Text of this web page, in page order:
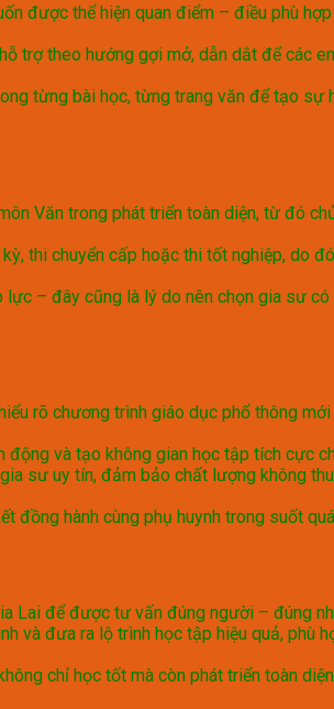
được thể hiện quan điểm – điều phù
trợ theo hướng gợi mở, dẫn dắt để các
từng bài học, từng trang văn để tạo sự
Văn trong phát triển toàn diện, từ đó
thi chuyển cấp hoặc thi tốt nghiệp, do
lực – đây cũng là lý do nên chọn gia sư
rõ chương trình giáo dục phổ thông
và tạo không gian học tập tích cực
sư uy tín, đảm bảo chất lượng không
đồng hành cùng phụ huynh trong suốt
Lai để được tư vấn đúng người – đúng
và đưa ra lộ trình học tập hiệu quả, phù
chỉ học tốt mà còn phát triển toàn